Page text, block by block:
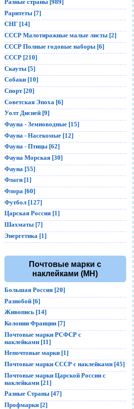
Разные страны [989]
Раритеты [7]
СНГ [14]
СССР Малотиражные малые листы [2]
СССР Полные годовые наборы [6]
СССР [210]
Скауты [5]
Собаки [10]
Спорт [20]
Советская Эпоха [6]
Уолт Дисней [9]
Фауна - Земноводные [15]
Фауна - Насекомые [12]
Фауна - Птицы [62]
Фауна Морская [30]
Фауна [55]
Флаги [1]
Флора [60]
Футбол [127]
Царская Россия [1]
Шахматы [7]
Энергетика [1]
Почтовые марки с
наклейками (MH)
Большая Россия [20]
Разнобой [6]
Живопись [14]
Колонии Франции [7]
Почтовые марки РСФСР с
наклейками [11]
Непочтовые марки [1]
Почтовые марки СССР с наклейками [45]
Почтовые марки Царской России с
наклейками [21]
Разные Страны [47]
Профмарки [2]